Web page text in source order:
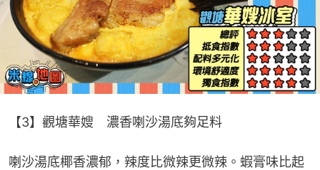
【3】觀塘華嫂　濃香喇沙湯底夠足料
喇沙湯底椰香濃郁，辣度比微辣更微辣。蝦膏味比起